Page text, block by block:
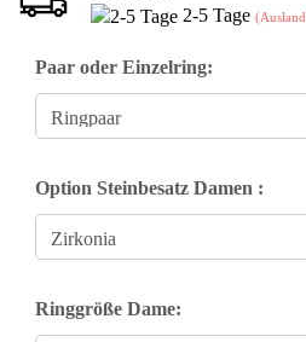
2-5 Tage
Paar oder Einzelring:
Option Steinbesatz Damen :
Ringgröße Dame: